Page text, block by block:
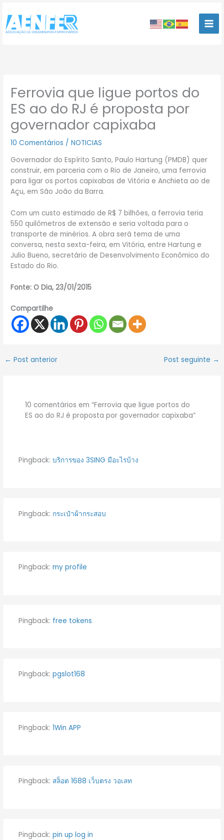
para
conteúdo
Ferrovia que ligue portos do
ES ao do RJ é proposta por
governador capixaba
10 Comentários /NOTICIAS
Governador do Espírito Santo, Paulo Hartung (PMDB) quer
construir, em parceria com o Rio de Janeiro, uma ferrovia
para ligar os portos capixabas de Vitória e Anchieta ao de
Açu, em São João da Barra.
Com um custo estimado de R$ 7 bilhões, a ferrovia teria
550 quilômetros de extensão e seria voltada para o
transporte de minérios. A obra será tema de uma
conversa, nesta sexta-feira, em Vitória, entre Hartung e
Julio Bueno, secretário de Desenvolvimento Econômico do
Estado do Rio.
Fonte: O Dia, 23/01/2015
Compartilhe
← Post anterior Post seguinte →
10 comentários em “Ferrovia que ligue portos do
ES ao do RJ é proposta por governador capixaba”
Pingback: บริการของ 3SING มีอะไรบ้าง
Pingback: กระเป๋าผ้ากระสอบ
Pingback: my profile
Pingback: free tokens
Pingback: pgslot168
Pingback: 1Win APP
Pingback: สล็อต 1688 เว็บตรง วอเลท
Pingback: pin up log in